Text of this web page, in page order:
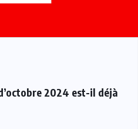
2024 est-il déjà